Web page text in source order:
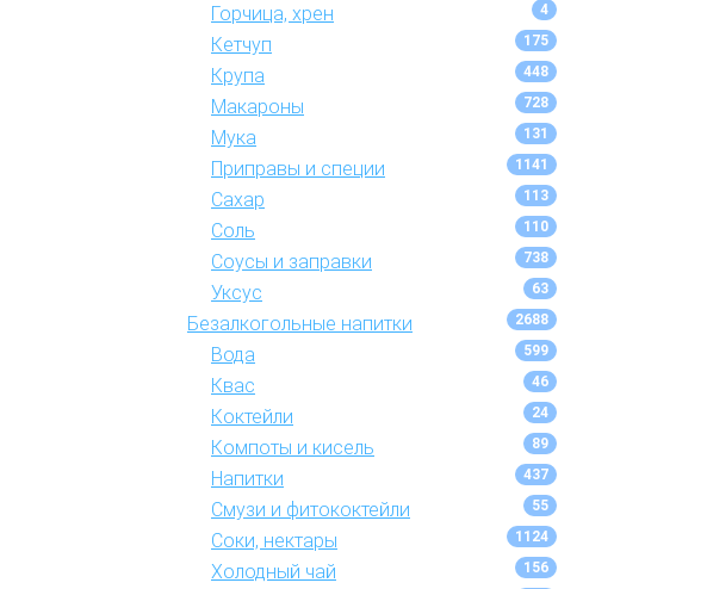
Горчица, хрен 4
Кетчуп 175
Крупа 448
Макароны 728
Мука 131
Приправы и специи 1141
Сахар 113
Соль 110
Соусы и заправки 738
Уксус 63
Безалкогольные напитки 2688
Вода 599
Квас 46
Коктейли 24
Компоты и кисель 89
Напитки 437
Смузи и фитококтейли 55
Соки, нектары 1124
Холодный чай 156